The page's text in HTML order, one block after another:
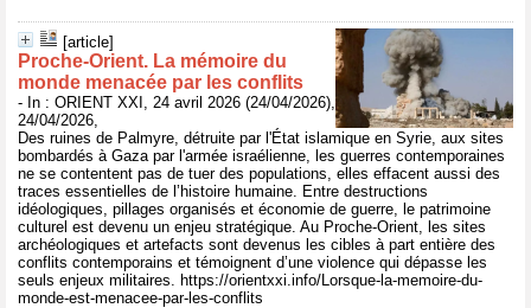
[article]
Proche-Orient. La mémoire du
monde menacée par les conflits
- In : ORIENT XXI, 24 avril 2026 (24/04/2026),
24/04/2026,
Des ruines de Palmyre, détruite par l'État islamique en Syrie, aux sites
bombardés à Gaza par l'armée israélienne, les guerres contemporaines
ne se contentent pas de tuer des populations, elles effacent aussi des
traces essentielles de l’histoire humaine. Entre destructions
idéologiques, pillages organisés et économie de guerre, le patrimoine
culturel est devenu un enjeu stratégique. Au Proche-Orient, les sites
archéologiques et artefacts sont devenus les cibles à part entière des
conflits contemporains et témoignent d’une violence qui dépasse les
seuls enjeux militaires. https://orientxxi.info/Lorsque-la-memoire-du-
monde-est-menacee-par-les-conflits